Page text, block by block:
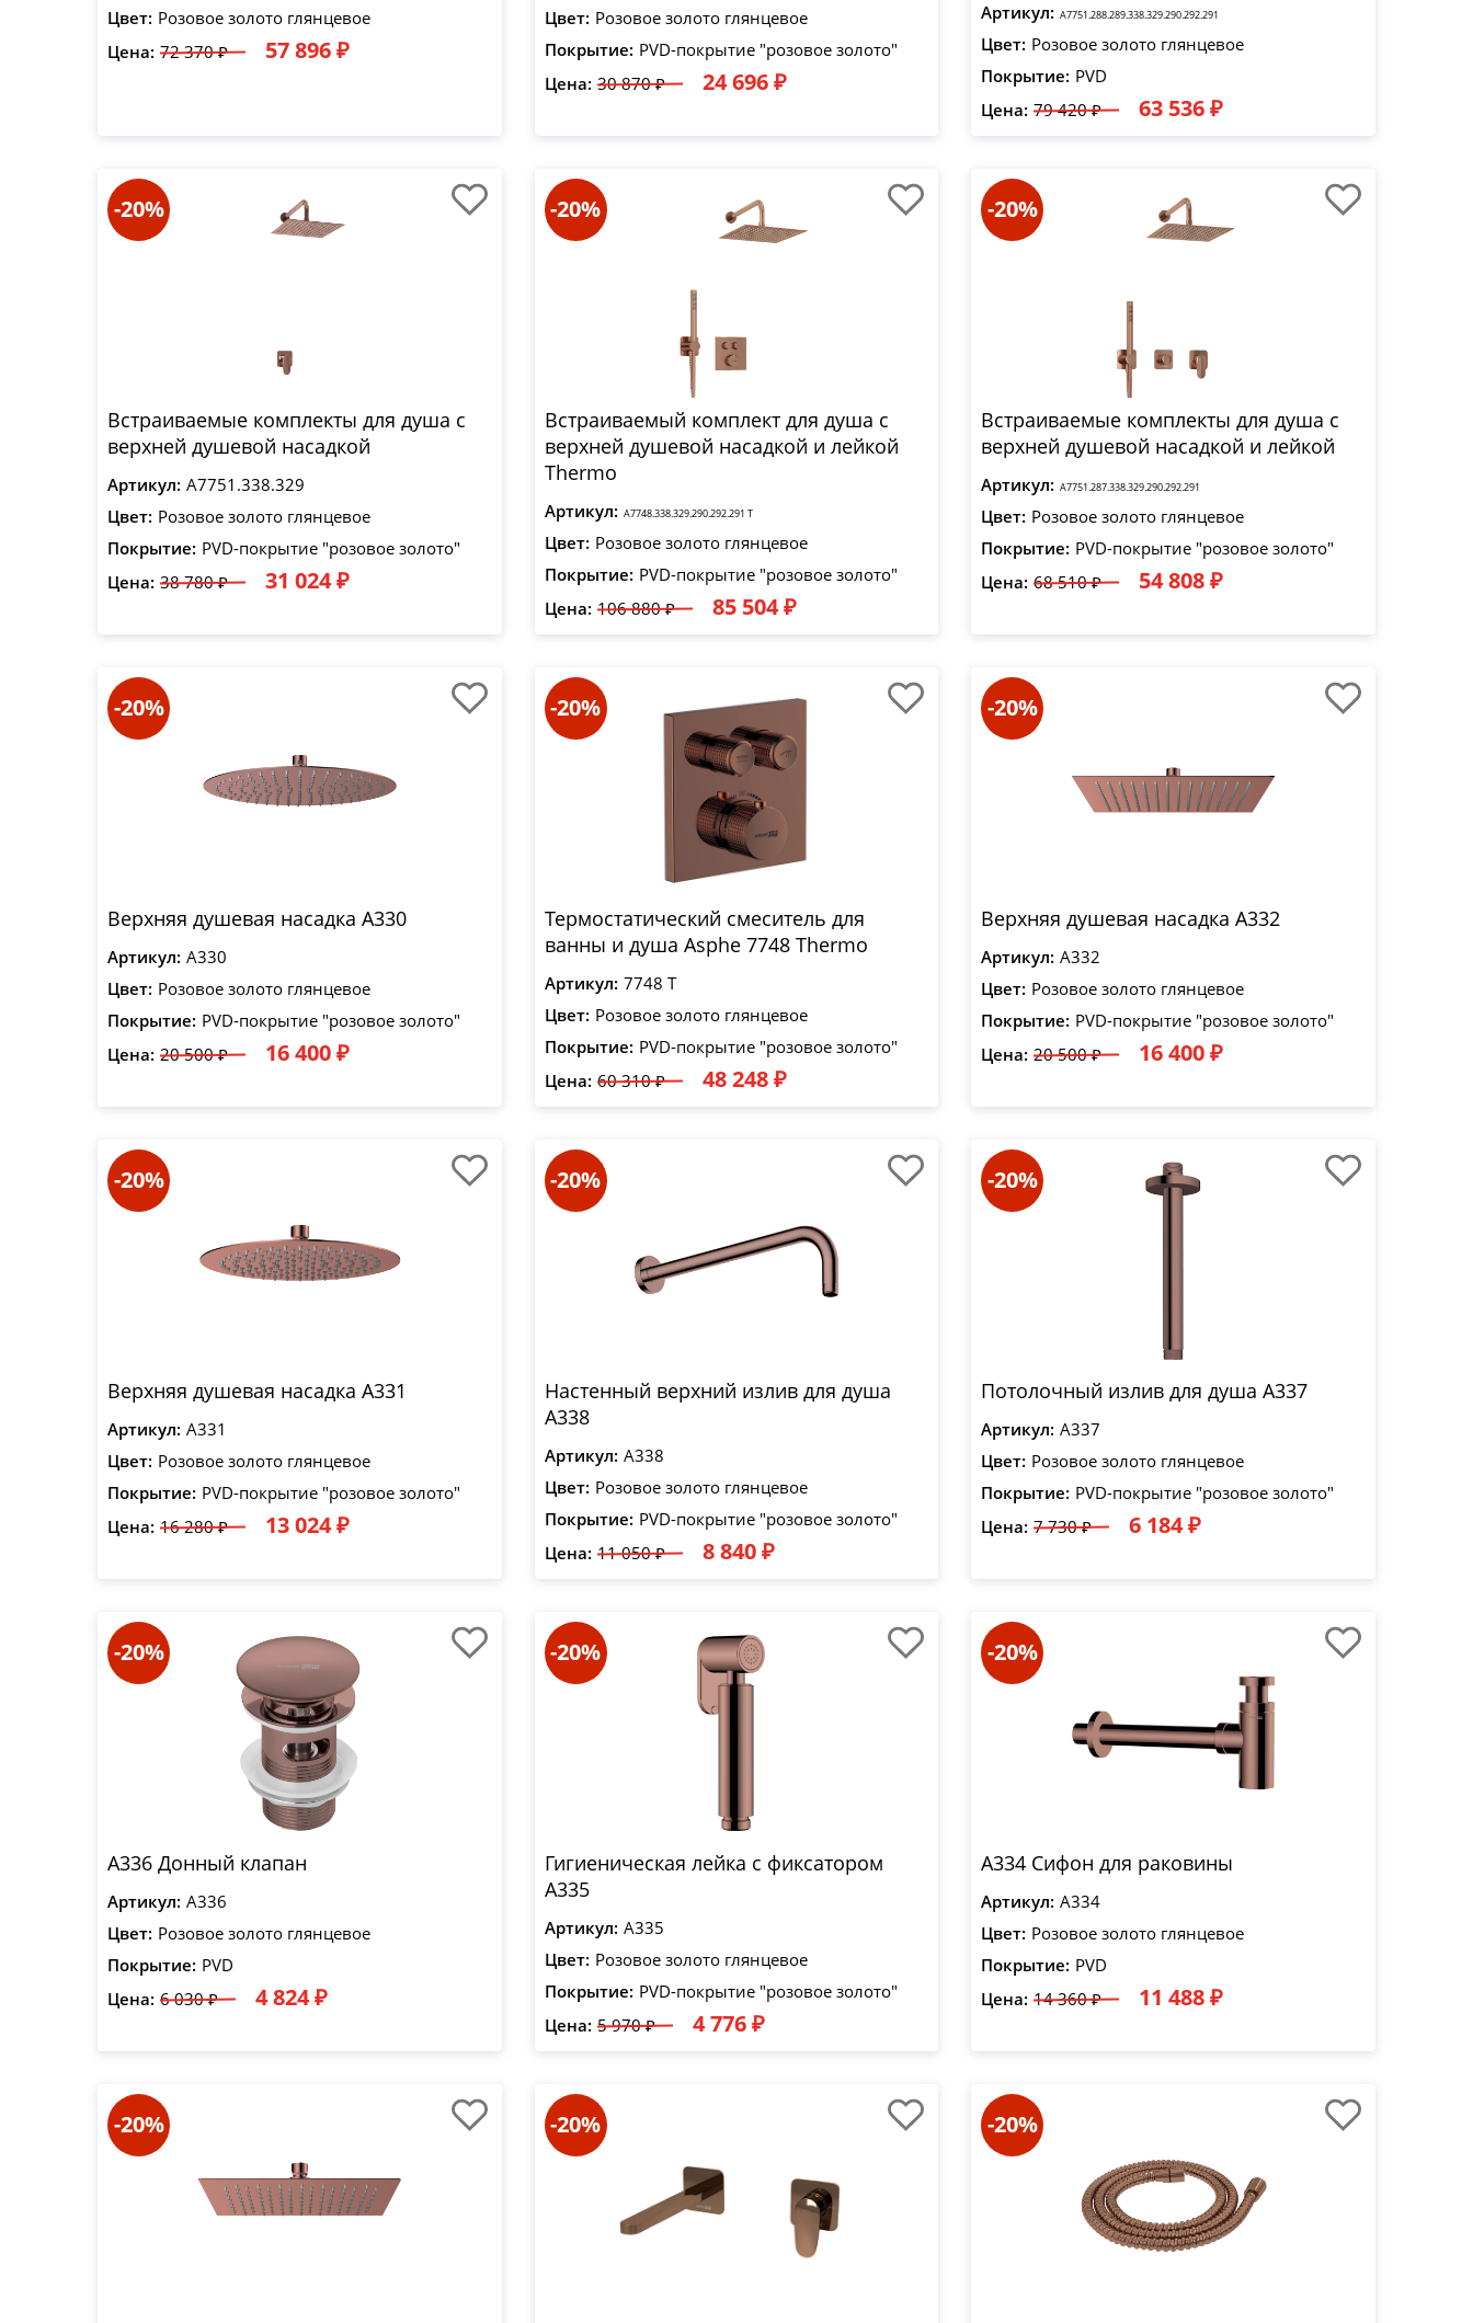
Цвет: Розовое золото глянцевое
Цена: 72 370 ₽ 57 896 ₽
Цвет: Розовое золото глянцевое
Покрытие: PVD-покрытие "розовое золото"
Цена: 30 870 ₽ 24 696 ₽
Артикул: A7751.288.289.338.329.290.292.291
Цвет: Розовое золото глянцевое
Покрытие: PVD
Цена: 79 420 ₽ 63 536 ₽
-20%
Встраиваемые комплекты для душа с
верхней душевой насадкой
Артикул: A7751.338.329
Цвет: Розовое золото глянцевое
Покрытие: PVD-покрытие "розовое золото"
Цена: 38 780 ₽ 31 024 ₽
-20%
Встраиваемый комплект для душа с
верхней душевой насадкой и лейкой
Thermo
Артикул: A7748.338.329.290.292.291 T
Цвет: Розовое золото глянцевое
Покрытие: PVD-покрытие "розовое золото"
Цена: 106 880 ₽ 85 504 ₽
-20%
Встраиваемые комплекты для душа с
верхней душевой насадкой и лейкой
Артикул: A7751.287.338.329.290.292.291
Цвет: Розовое золото глянцевое
Покрытие: PVD-покрытие "розовое золото"
Цена: 68 510 ₽ 54 808 ₽
-20%
Верхняя душевая насадка A330
Артикул: A330
Цвет: Розовое золото глянцевое
Покрытие: PVD-покрытие "розовое золото"
Цена: 20 500 ₽ 16 400 ₽
-20%
Термостатический смеситель для
ванны и душа Asphe 7748 Thermo
Артикул: 7748 T
Цвет: Розовое золото глянцевое
Покрытие: PVD-покрытие "розовое золото"
Цена: 60 310 ₽ 48 248 ₽
-20%
Верхняя душевая насадка A332
Артикул: A332
Цвет: Розовое золото глянцевое
Покрытие: PVD-покрытие "розовое золото"
Цена: 20 500 ₽ 16 400 ₽
-20%
Верхняя душевая насадка A331
Артикул: A331
Цвет: Розовое золото глянцевое
Покрытие: PVD-покрытие "розовое золото"
Цена: 16 280 ₽ 13 024 ₽
-20%
Настенный верхний излив для душа
A338
Артикул: A338
Цвет: Розовое золото глянцевое
Покрытие: PVD-покрытие "розовое золото"
Цена: 11 050 ₽ 8 840 ₽
-20%
Потолочный излив для душа A337
Артикул: A337
Цвет: Розовое золото глянцевое
Покрытие: PVD-покрытие "розовое золото"
Цена: 7 730 ₽ 6 184 ₽
-20%
A336 Донный клапан
Артикул: A336
Цвет: Розовое золото глянцевое
Покрытие: PVD
Цена: 6 030 ₽ 4 824 ₽
-20%
Гигиеническая лейка с фиксатором
A335
Артикул: A335
Цвет: Розовое золото глянцевое
Покрытие: PVD-покрытие "розовое золото"
Цена: 5 970 ₽ 4 776 ₽
-20%
A334 Сифон для раковины
Артикул: A334
Цвет: Розовое золото глянцевое
Покрытие: PVD
Цена: 14 360 ₽ 11 488 ₽
-20% -20% -20%